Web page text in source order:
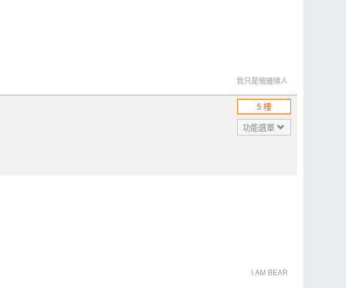
我只是個邊緣人
5 樓
功能選單
I AM BEAR